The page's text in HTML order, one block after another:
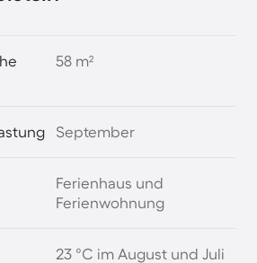
58 m²
September
Ferienhaus und
Ferienwohnung
23 °C im August und Juli